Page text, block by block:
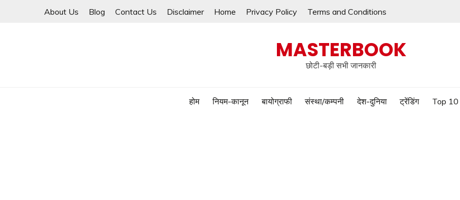
About Us Blog Contact Us Disclaimer Home Privacy Policy Terms and Conditions
MASTERBOOK
छोटी-बड़ी सभी जानकारी
होम नियम-कानून बायोग्राफी संस्था/कम्पनी देश-दुनिया ट्रेंडिंग Top 10